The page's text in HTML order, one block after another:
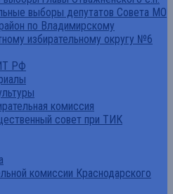
выборы депутатов Совета МО
по Владимирскому
избирательному округу №6
РФ
комиссия
совет при ТИК
комиссии Краснодарского